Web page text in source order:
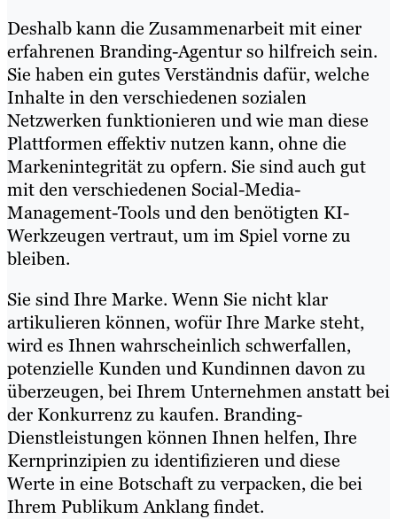
Deshalb kann die Zusammenarbeit mit einer
erfahrenen Branding-Agentur so hilfreich sein.
Sie haben ein gutes Verständnis dafür, welche
Inhalte in den verschiedenen sozialen
Netzwerken funktionieren und wie man diese
Plattformen effektiv nutzen kann, ohne die
Markenintegrität zu opfern. Sie sind auch gut
mit den verschiedenen Social-Media-
Management-Tools und den benötigten KI-
Werkzeugen vertraut, um im Spiel vorne zu
bleiben.
Sie sind Ihre Marke. Wenn Sie nicht klar
artikulieren können, wofür Ihre Marke steht,
wird es Ihnen wahrscheinlich schwerfallen,
potenzielle Kunden und Kundinnen davon zu
überzeugen, bei Ihrem Unternehmen anstatt bei
der Konkurrenz zu kaufen. Branding-
Dienstleistungen können Ihnen helfen, Ihre
Kernprinzipien zu identifizieren und diese
Werte in eine Botschaft zu verpacken, die bei
Ihrem Publikum Anklang findet.